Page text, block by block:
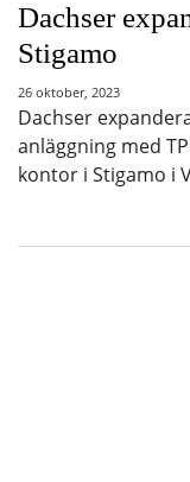
Dachser
Stigamo
26 oktober, 2023
Dachser
anläggning med
kontor i Stigamo i